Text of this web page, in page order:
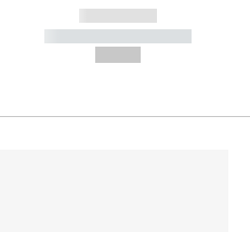
------------
----------- -----------